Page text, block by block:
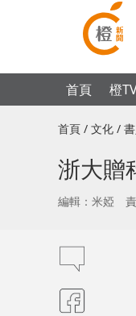
首頁 橙
首頁 / 文化 /
浙大贈
編輯：米婭